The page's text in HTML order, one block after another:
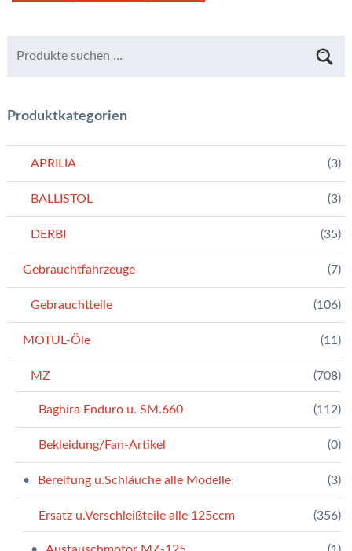
Produktkategorien
APRILIA (3)
BALLISTOL (3)
DERBI (35)
Gebrauchtfahrzeuge (7)
Gebrauchtteile (106)
MOTUL-Öle (11)
MZ (708)
Baghira Enduro u. SM.660 (112)
Bekleidung/Fan-Artikel (0)
Bereifung u.Schläuche alle Modelle (3)
Ersatz u.Verschleißteile alle 125ccm (356)